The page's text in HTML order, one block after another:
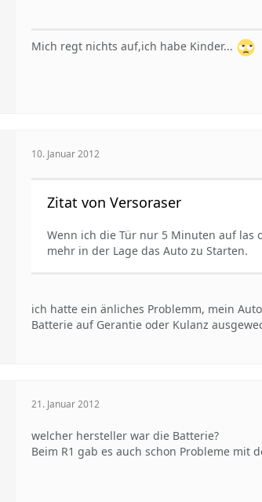
Mich regt nichts auf,ich habe Kinder...
10. Januar 2012
Zitat von Versoraser
Wenn ich die Tür nur 5 Minuten auf las
mehr in der Lage das Auto zu Starten.
ich hatte ein änliches Problemm, mein
Batterie auf Gerantie oder Kulanz
21. Januar 2012
welcher hersteller war die Batterie?
Beim R1 gab es auch schon Probleme mit